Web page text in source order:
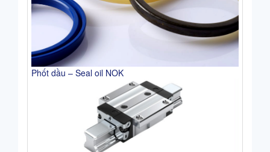
Phốt dầu – Seal oil NOK